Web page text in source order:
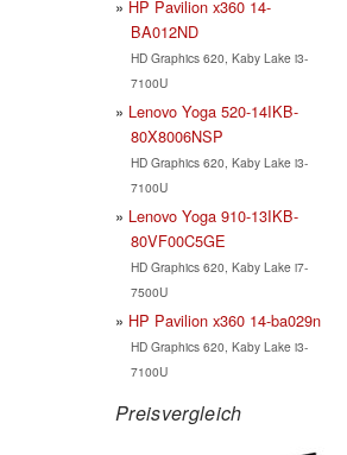
HP Pavilion x360 14-
BA012ND
HD Graphics 620, Kaby Lake i3-
7100U
Lenovo Yoga 520-14IKB-
80X8006NSP
HD Graphics 620, Kaby Lake i3-
7100U
Lenovo Yoga 910-13IKB-
80VF00C5GE
HD Graphics 620, Kaby Lake i7-
7500U
HP Pavilion x360 14-ba029n
HD Graphics 620, Kaby Lake i3-
7100U
Preisvergleich